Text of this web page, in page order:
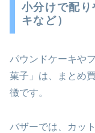
小分けで配
キなど）
パウンドケーキや
菓子」は、まとめ
徴です。
バザーでは、カッ